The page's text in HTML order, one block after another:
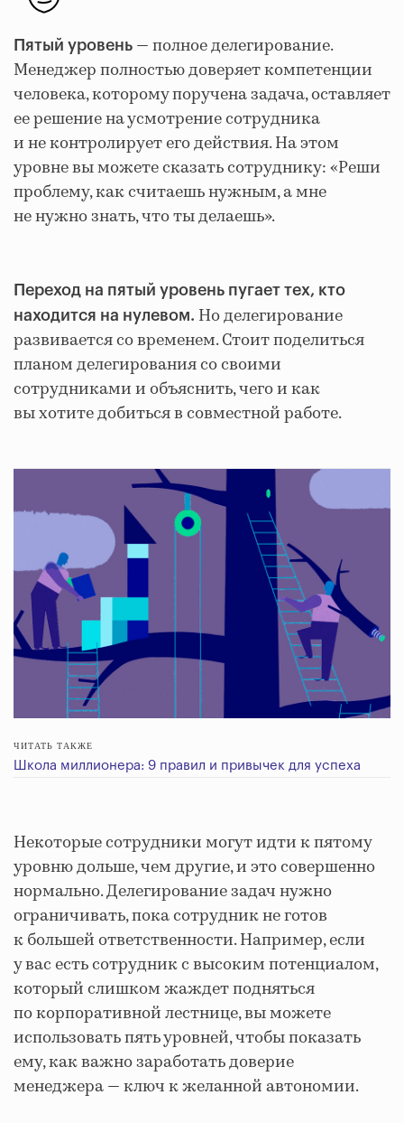
Пятый уровень — полное делегирование.
Менеджер полностью доверяет компетенции
человека, которому поручена задача, оставляет
ее решение на усмотрение сотрудника
и не контролирует его действия. На этом
уровне вы можете сказать сотруднику: «Реши
проблему, как считаешь нужным, а мне
не нужно знать, что ты делаешь».
Переход на пятый уровень пугает тех, кто
находится на нулевом. Но делегирование
развивается со временем. Стоит поделиться
планом делегирования со своими
сотрудниками и объяснить, чего и как
вы хотите добиться в совместной работе.
ЧИТАТЬ ТАКЖЕ
Школа миллионера: 9 правил и привычек для успеха
Некоторые сотрудники могут идти к пятому
уровню дольше, чем другие, и это совершенно
нормально. Делегирование задач нужно
ограничивать, пока сотрудник не готов
к большей ответственности. Например, если
у вас есть сотрудник с высоким потенциалом,
который слишком жаждет подняться
по корпоративной лестнице, вы можете
использовать пять уровней, чтобы показать
ему, как важно заработать доверие
менеджера — ключ к желанной автономии.